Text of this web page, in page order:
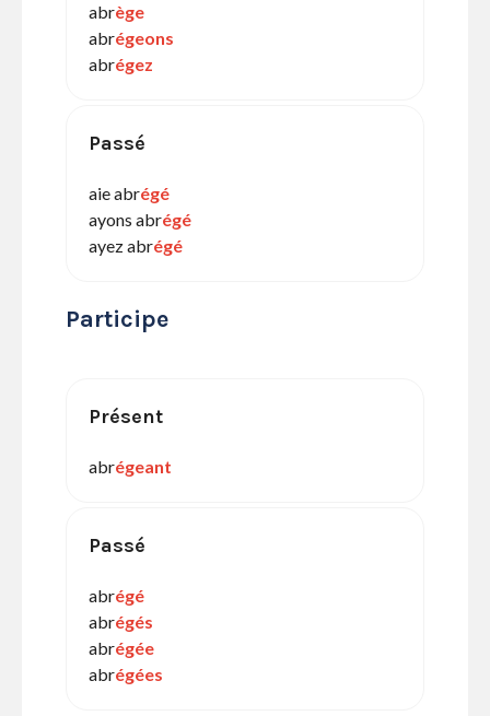
abrège
abrégeons
abrégez
Passé
aie abrégé
ayons abrégé
ayez abrégé
Participe
Présent
abrégeant
Passé
abrégé
abrégés
abrégée
abrégées